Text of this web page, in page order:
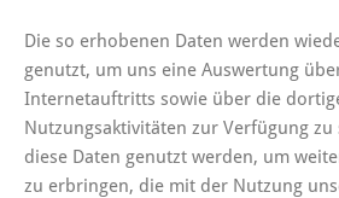
Die so erhobenen Daten werden
genutzt, um uns eine Auswertung
Internetauftritts sowie über die
Nutzungsaktivitäten zur Verfügung
diese Daten genutzt werden, um
zu erbringen, die mit der Nutzung